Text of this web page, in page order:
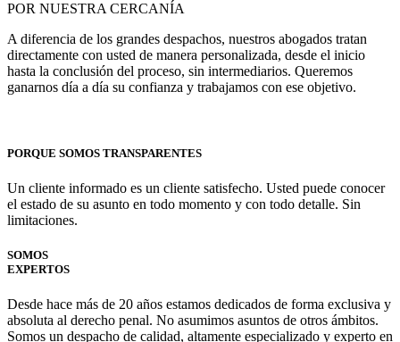
POR NUESTRA CERCANÍA
A diferencia de los grandes despachos, nuestros abogados tratan
directamente con usted de manera personalizada, desde el inicio
hasta la conclusión del proceso, sin intermediarios. Queremos
ganarnos día a día su confianza y trabajamos con ese objetivo.
PORQUE SOMOS TRANSPARENTES
Un cliente informado es un cliente satisfecho. Usted puede conocer
el estado de su asunto en todo momento y con todo detalle. Sin
limitaciones.
SOMOS
EXPERTOS
Desde hace más de 20 años estamos dedicados de forma exclusiva y
absoluta al derecho penal. No asumimos asuntos de otros ámbitos.
Somos un despacho de calidad, altamente especializado y experto en